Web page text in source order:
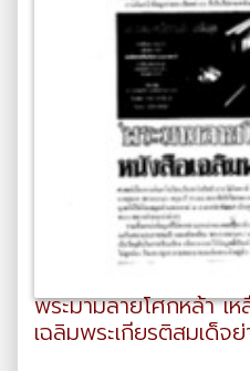
พระมามลายโศกหล้า เ
เฉลิมพระเกียรติสมเด็จย่